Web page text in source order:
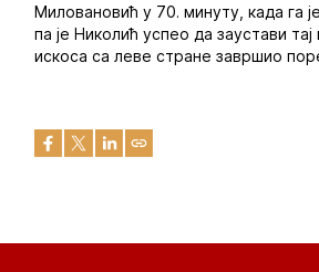
Миловановић у 70. минуту, када га
па је Николић успео да заустави
искоса са леве стране завршио